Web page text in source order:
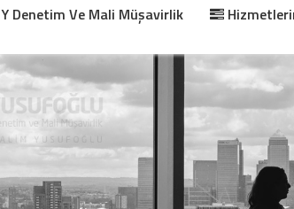
Y Denetim Ve Mali Müşavirlik